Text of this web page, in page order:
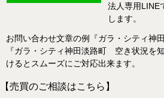
法人専用LINE
します。
お問い合わせ文章の例『ガラ・シティ神
『ガラ・シティ神田淡路町 空き状況を
けるとスムーズにご対応出来ます。
【売買のご相談はこちら】